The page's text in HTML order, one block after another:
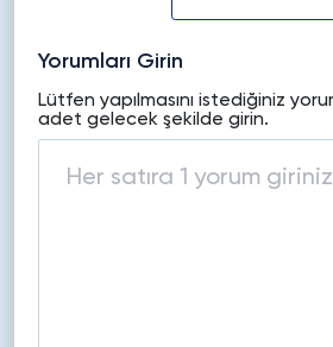
Yorumları Girin
Lütfen yapılmasını istediğiniz
adet gelecek şekilde girin.